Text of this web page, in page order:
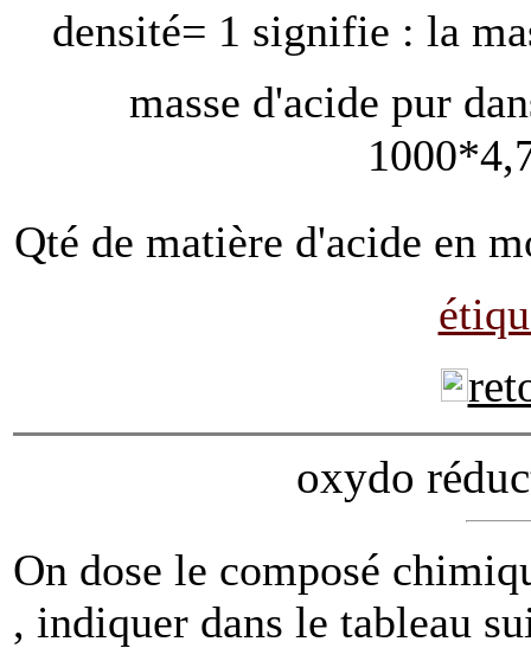
densité= 1 signifie : la
masse d'acide pur
Qté de matière d'acide en
oxydo
On dose le composé
, indiquer dans le tableau